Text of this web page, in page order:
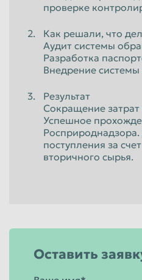
проверке
Как решали, что
Аудит системы
Разработка
Внедрение
Результат
Сокращение
Успешное
поступления за
вторичного сырья.
Оставить